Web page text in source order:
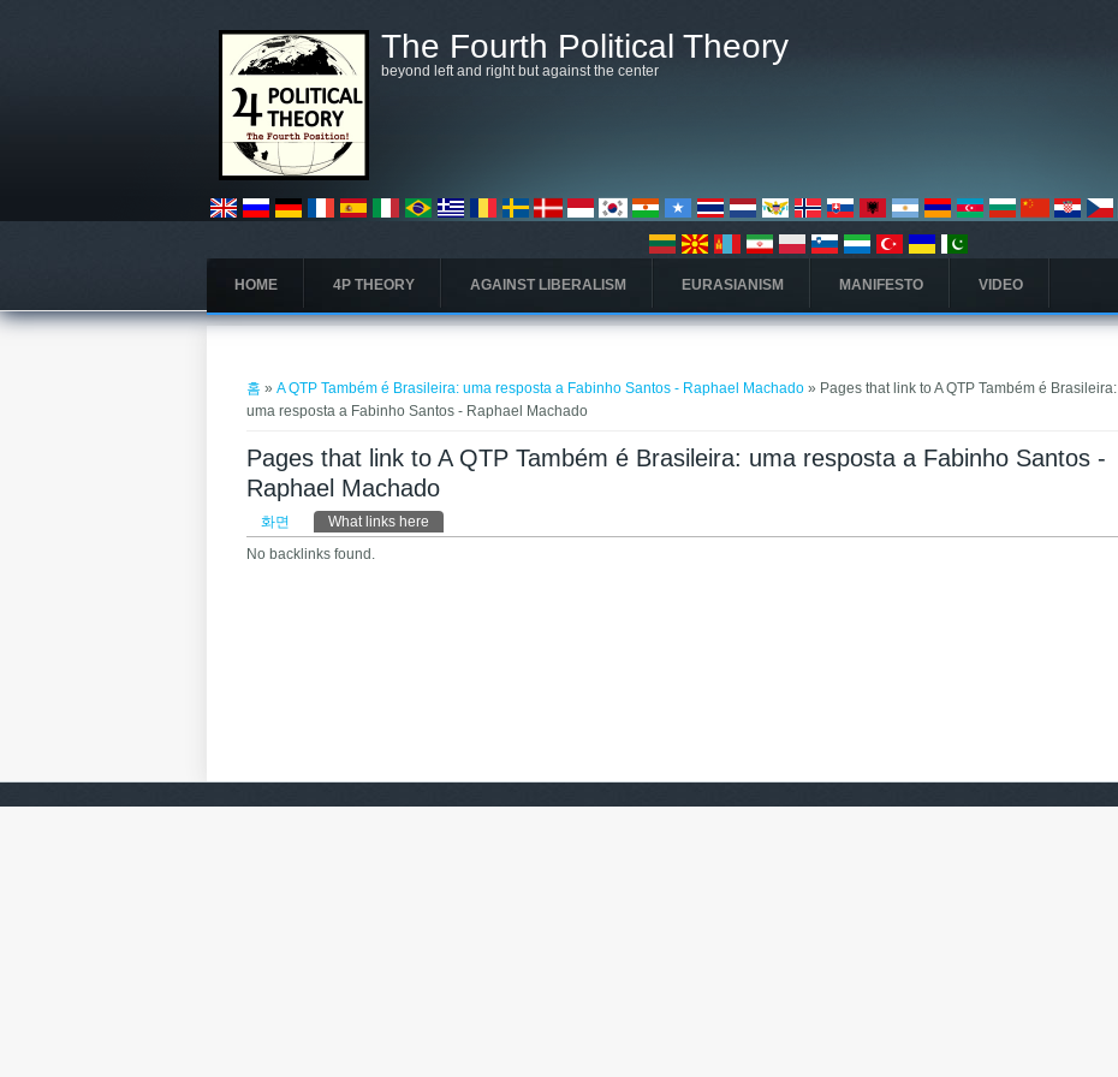
The Fourth Political Theory
beyond left and right but against the center
HOME 4P THEORY AGAINST LIBERALISM EURASIANISM MANIFESTO VIDEO
홈 »A QTP Também é Brasileira: uma resposta a Fabinho Santos - Raphael Machado » Pages that link to A QTP Também é Brasileira:
uma resposta a Fabinho Santos - Raphael Machado
Pages that link to A QTP Também é Brasileira: uma resposta a Fabinho Santos -
Raphael Machado
기본탭
화면 What links here
No backlinks found.